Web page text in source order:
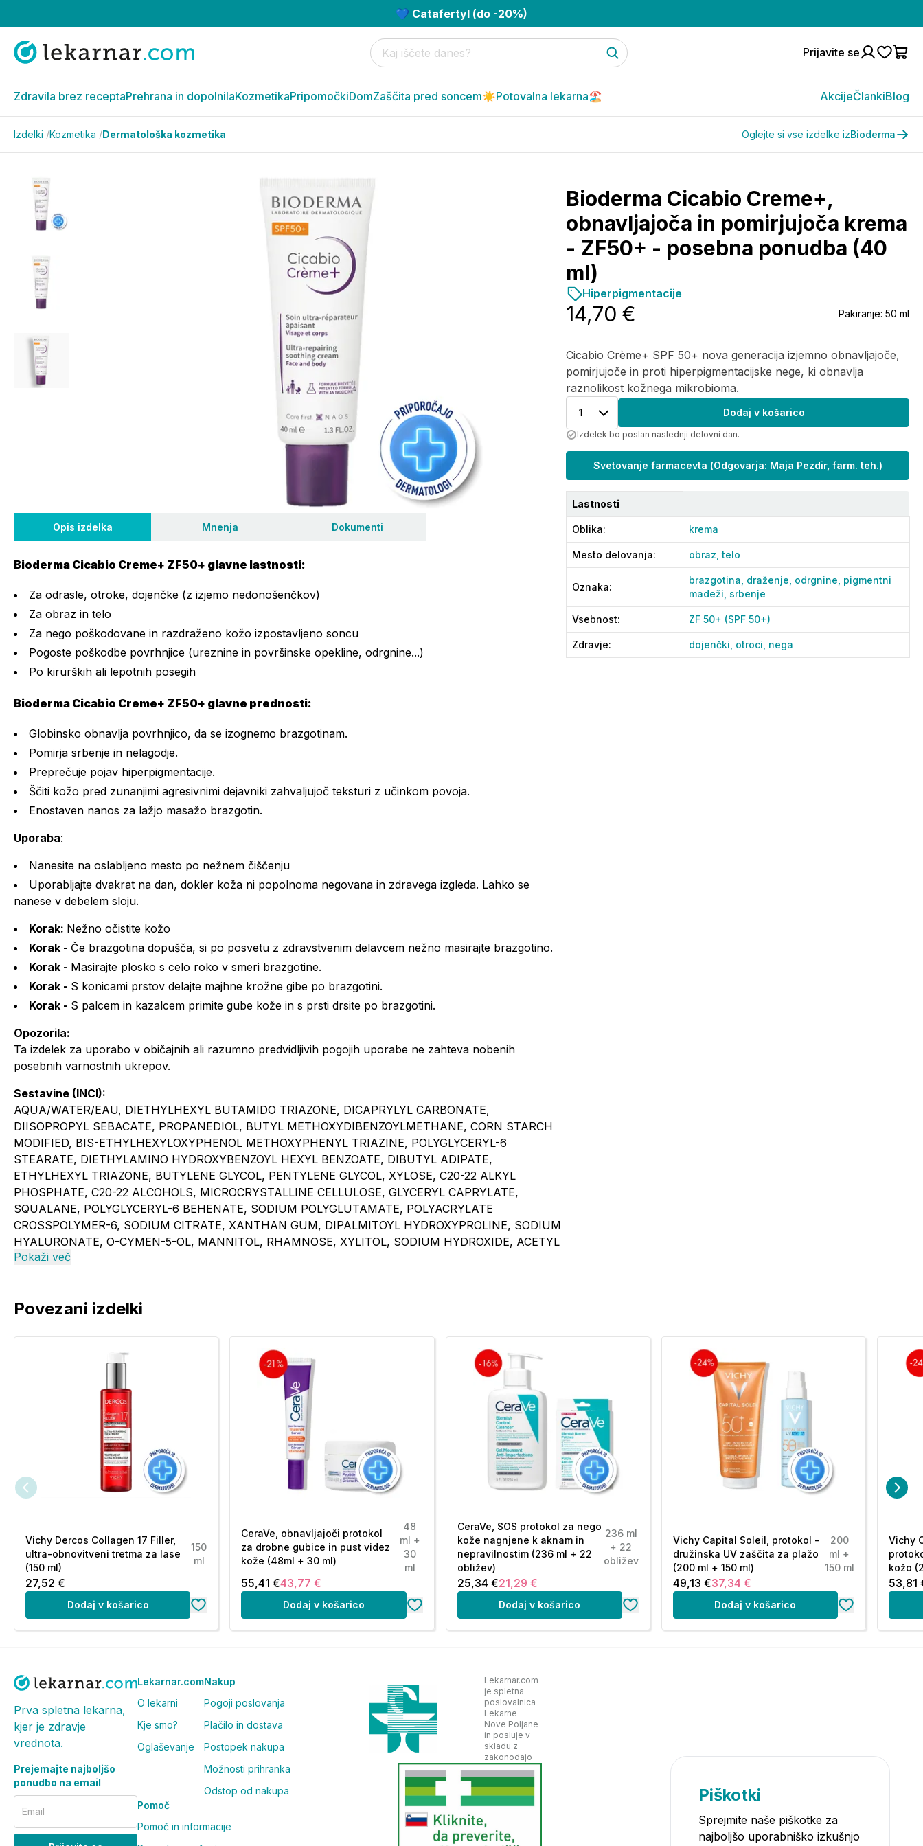
💙 Catafertyl (do -20%)
Prijavite se
Zdravila brez receptaPrehrana in dopolnilaKozmetikaPripomočkiDomZaščita pred soncem☀️Potovalna lekarna🏖️ AkcijeČlankiBlog
Izdelki /Kozmetika /Dermatološka kozmetika Oglejte si vse izdelke izBioderma
Opis izdelka Mnenja Dokumenti
Bioderma Cicabio Creme+ ZF50+ glavne lastnosti:
Za odrasle, otroke, dojenčke (z izjemo nedonošenčkov)
Za obraz in telo
Za nego poškodovane in razdraženo kožo izpostavljeno soncu
Pogoste poškodbe povrhnjice (ureznine in površinske opekline, odrgnine...)
Po kirurških ali lepotnih posegih
Bioderma Cicabio Creme+ ZF50+ glavne prednosti:
Globinsko obnavlja povrhnjico, da se izognemo brazgotinam.
Pomirja srbenje in nelagodje.
Preprečuje pojav hiperpigmentacije.
Ščiti kožo pred zunanjimi agresivnimi dejavniki zahvaljujoč teksturi z učinkom povoja.
Enostaven nanos za lažjo masažo brazgotin.
Uporaba:
Nanesite na oslabljeno mesto po nežnem čiščenju
Uporabljajte dvakrat na dan, dokler koža ni popolnoma negovana in zdravega izgleda. Lahko se
nanese v debelem sloju.
Korak: Nežno očistite kožo
Korak - Če brazgotina dopušča, si po posvetu z zdravstvenim delavcem nežno masirajte brazgotino.
Korak - Masirajte plosko s celo roko v smeri brazgotine.
Korak - S konicami prstov delajte majhne krožne gibe po brazgotini.
Korak - S palcem in kazalcem primite gube kože in s prsti drsite po brazgotini.
Opozorila:
Ta izdelek za uporabo v običajnih ali razumno predvidljivih pogojih uporabe ne zahteva nobenih
posebnih varnostnih ukrepov.
Sestavine (INCI):
AQUA/WATER/EAU, DIETHYLHEXYL BUTAMIDO TRIAZONE, DICAPRYLYL CARBONATE,
DIISOPROPYL SEBACATE, PROPANEDIOL, BUTYL METHOXYDIBENZOYLMETHANE, CORN STARCH
MODIFIED, BIS-ETHYLHEXYLOXYPHENOL METHOXYPHENYL TRIAZINE, POLYGLYCERYL-6
STEARATE, DIETHYLAMINO HYDROXYBENZOYL HEXYL BENZOATE, DIBUTYL ADIPATE,
ETHYLHEXYL TRIAZONE, BUTYLENE GLYCOL, PENTYLENE GLYCOL, XYLOSE, C20-22 ALKYL
PHOSPHATE, C20-22 ALCOHOLS, MICROCRYSTALLINE CELLULOSE, GLYCERYL CAPRYLATE,
SQUALANE, POLYGLYCERYL-6 BEHENATE, SODIUM POLYGLUTAMATE, POLYACRYLATE
CROSSPOLYMER-6, SODIUM CITRATE, XANTHAN GUM, DIPALMITOYL HYDROXYPROLINE, SODIUM
HYALURONATE, O-CYMEN-5-OL, MANNITOL, RHAMNOSE, XYLITOL, SODIUM HYDROXIDE, ACETYL
DIPEPTIDE-1 CETYL ESTER, GLABRIDIN, TOCOPHEROL, FRUCTOOLIGOSACCHARIDES,
Pokaži več
Bioderma Cicabio Creme+,
obnavljajoča in pomirjujoča krema
- ZF50+ - posebna ponudba (40
ml)
Cicabio Crème+ SPF 50+ nova generacija izjemno obnavljajoče,
pomirjujoče in proti hiperpigmentacijske nege, ki obnavlja
raznolikost kožnega mikrobioma.
14,70 € Pakiranje: 50 ml
Hiperpigmentacije
1 Dodaj v košarico
Izdelek bo poslan naslednji delovni dan.
Svetovanje farmacevta (Odgovarja: Maja Pezdir, farm. teh.)
Lastnosti
Oblika: krema
Mesto delovanja: obraz,telo
Oznaka:
brazgotina, draženje, odrgnine, pigmentni
madeži, srbenje
Vsebnost: ZF 50+ (SPF 50+)
Zdravje: dojenčki, otroci, nega
Povezani izdelki
Vichy Dercos Collagen 17 Filler,
ultra-obnovitveni tretma za lase
(150 ml)
150
ml
27,52 €
Dodaj v košarico
CeraVe, obnavljajoči protokol
za drobne gubice in pust videz
kože (48ml + 30 ml)
48
ml +
30
ml
55,41 €43,77 €
Dodaj v košarico
CeraVe, SOS protokol za nego
kože nagnjene k aknam in
nepravilnostim (236 ml + 22
obližev)
236 ml
+ 22
obližev
25,34 €21,29 €
Dodaj v košarico
Vichy Capital Soleil, protokol -
družinska UV zaščita za plažo
(200 ml + 150 ml)
200
ml +
150 ml
49,13 €37,34 €
Dodaj v košarico
Vichy
kožo
53,81
Prva spletna lekarna,
kjer je zdravje
vrednota.
Prejemajte najboljšo
ponudbo na email
Email
Lekarnar.com
O lekarni
Kje smo?
Oglaševanje
Nakup
Pogoji poslovanja
Plačilo in dostava
Postopek nakupa
Možnosti prihranka
Odstop od nakupa
Pomoč
Pomoč in informacije
Lekarnar.com
je spletna
poslovalnica
Lekarne
Nove Poljane
in posluje v
skladu z
zakonodajo
Piškotki
Sprejmite naše piškotke za
najboljšo uporabniško izkušnjo